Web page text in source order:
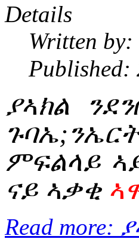
Details
Written by:
Published:
ያኣክል
ምፍልላይ
ናይ ኣቃቂ
Read